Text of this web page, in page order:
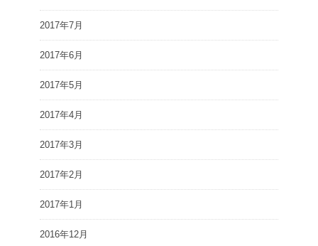
2017年7月
2017年6月
2017年5月
2017年4月
2017年3月
2017年2月
2017年1月
2016年12月